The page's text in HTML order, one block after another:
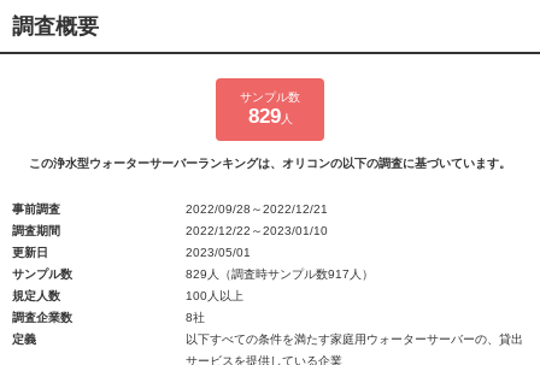
調査概要
サンプル数
829人
この浄水型ウォーターサーバーランキングは、オリコンの以下の調査に基づいています。
事前調査
2022/09/28～2022/12/21
調査期間
2022/12/22～2023/01/10
更新日
2023/05/01
サンプル数
829人（調査時サンプル数917人）
規定人数
100人以上
調査企業数
8社
定義
以下すべての条件を満たす家庭用ウォーターサーバーの、貸出
サービスを提供している企業